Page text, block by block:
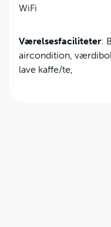
WiFi
Værelsesfaciliteter:
aircondition,
lave kaffe/te,